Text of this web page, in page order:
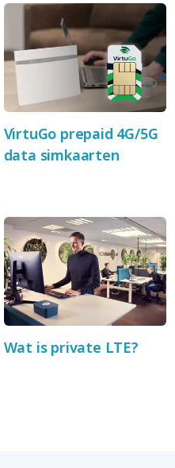
VirtuGo prepaid 4G/5G
data simkaarten
Wat is private LTE?